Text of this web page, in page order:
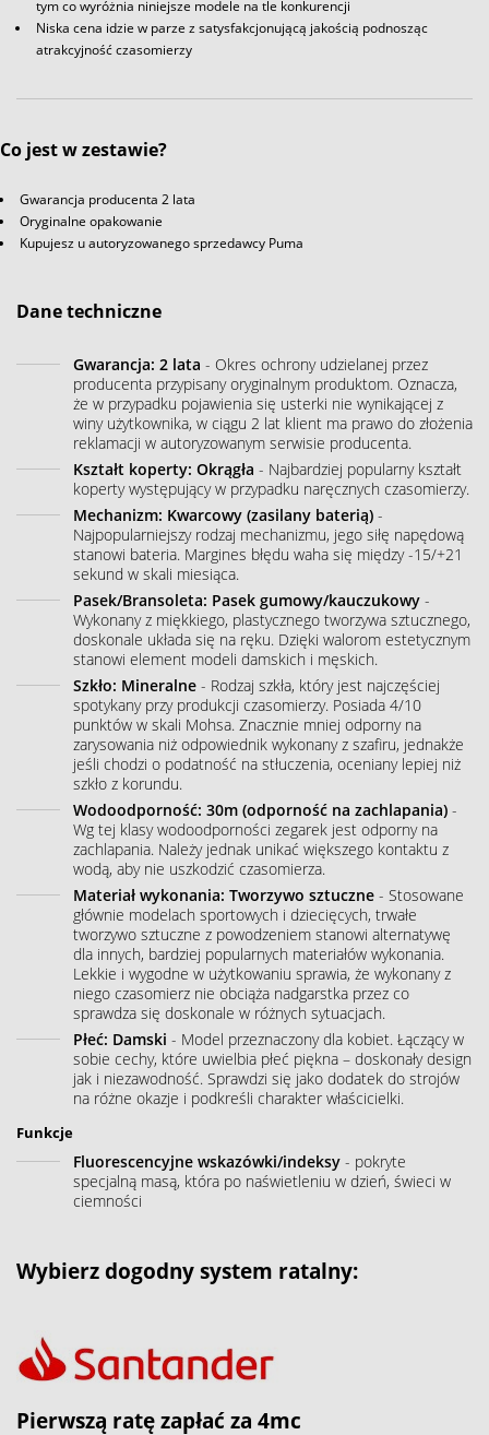
tym co wyróżnia niniejsze modele na tle konkurencji
Niska cena idzie w parze z satysfakcjonującą jakością podnosząc
atrakcyjność czasomierzy
Co jest w zestawie?
Gwarancja producenta 2 lata
Oryginalne opakowanie
Kupujesz u autoryzowanego sprzedawcy Puma
Dane techniczne
Gwarancja: 2 lata - Okres ochrony udzielanej przez
producenta przypisany oryginalnym produktom. Oznacza,
że w przypadku pojawienia się usterki nie wynikającej z
winy użytkownika, w ciągu 2 lat klient ma prawo do złożenia
reklamacji w autoryzowanym serwisie producenta.
Kształt koperty: Okrągła - Najbardziej popularny kształt
koperty występujący w przypadku naręcznych czasomierzy.
Mechanizm: Kwarcowy (zasilany baterią) -
Najpopularniejszy rodzaj mechanizmu, jego siłę napędową
stanowi bateria. Margines błędu waha się między -15/+21
sekund w skali miesiąca.
Pasek/Bransoleta: Pasek gumowy/kauczukowy -
Wykonany z miękkiego, plastycznego tworzywa sztucznego,
doskonale układa się na ręku. Dzięki walorom estetycznym
stanowi element modeli damskich i męskich.
Szkło: Mineralne - Rodzaj szkła, który jest najczęściej
spotykany przy produkcji czasomierzy. Posiada 4/10
punktów w skali Mohsa. Znacznie mniej odporny na
zarysowania niż odpowiednik wykonany z szafiru, jednakże
jeśli chodzi o podatność na stłuczenia, oceniany lepiej niż
szkło z korundu.
Wodoodporność: 30m (odporność na zachlapania) -
Wg tej klasy wodoodporności zegarek jest odporny na
zachlapania. Należy jednak unikać większego kontaktu z
wodą, aby nie uszkodzić czasomierza.
Materiał wykonania: Tworzywo sztuczne - Stosowane
głównie modelach sportowych i dziecięcych, trwałe
tworzywo sztuczne z powodzeniem stanowi alternatywę
dla innych, bardziej popularnych materiałów wykonania.
Lekkie i wygodne w użytkowaniu sprawia, że wykonany z
niego czasomierz nie obciąża nadgarstka przez co
sprawdza się doskonale w różnych sytuacjach.
Płeć: Damski - Model przeznaczony dla kobiet. Łączący w
sobie cechy, które uwielbia płeć piękna – doskonały design
jak i niezawodność. Sprawdzi się jako dodatek do strojów
na różne okazje i podkreśli charakter właścicielki.
Funkcje
Fluorescencyjne wskazówki/indeksy - pokryte
specjalną masą, która po naświetleniu w dzień, świeci w
ciemności
Wybierz dogodny system ratalny:
Pierwszą ratę zapłać za 4mc